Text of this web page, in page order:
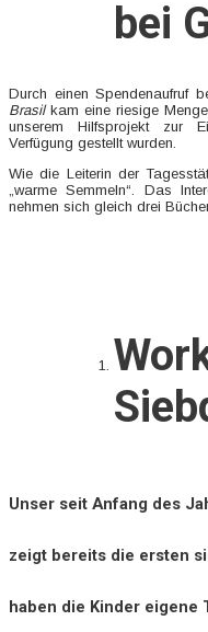
bei
Durch einen Spendenaufruf
Brasil kam eine riesige
unserem Hilfsprojekt zur
Verfügung gestellt wurden.
Wie die Leiterin der
„warme Semmeln“. Das
nehmen sich gleich drei
Unser seit Anfang des
zeigt bereits die ersten
haben die Kinder eigene